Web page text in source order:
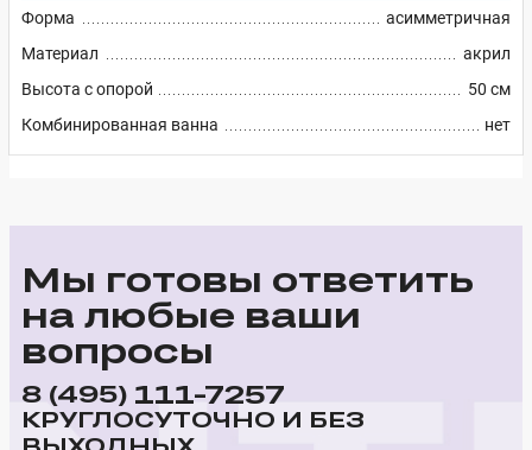
Форма
асимметричная
Материал
акрил
Высота с опорой
50 см
Комбинированная ванна
нет
Мы готовы ответить
на любые ваши
вопросы
8 (495) 111-7257
КРУГЛОСУТОЧНО И БЕЗ